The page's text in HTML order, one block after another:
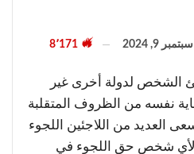
سبتمبر 9, 2024
الشخص لدولة أخرى غير
نفسه من الظروف المتقلبة
العديد من اللاجئين اللجوء
لأي شخص حق اللجوء في